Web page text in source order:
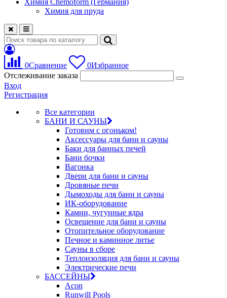
Химия Chemoform (Германия)
Химия для пруда
0Сравнение 0Избранное
Отслеживание заказа
Вход
Регистрация
Все категории
БАНИ И САУНЫ
Готовим с огоньком!
Аксессуары для бани и сауны
Баки для банных печей
Бани бочки
Вагонка
Двери для бани и сауны
Дровяные печи
Дымоходы для бани и сауны
ИК-оборудование
Камни, чугунные ядра
Освещение для бани и сауны
Отопительное оборудование
Печное и каминное литье
Сауны в сборе
Теплоизоляция для бани и сауны
Электрические печи
БАССЕЙНЫ
Acon
Runwill Pools